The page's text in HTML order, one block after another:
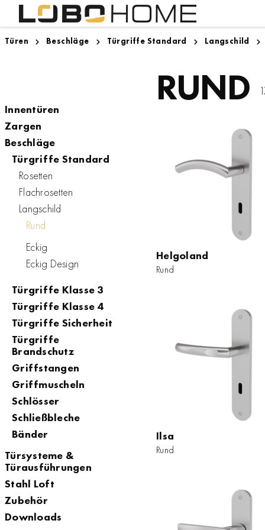
Innentüren Zargen
Designboden
Lighthouse Bremen
Türen Beschläge Türgriffe Standard Langschild
Innentüren
Zargen
Beschläge
Türgriffe Standard
Rosetten
Flachrosetten
Langschild
Rund
Eckig
Eckig Design
Türgriffe Klasse 3
Türgriffe Klasse 4
Türgriffe Sicherheit
Türgriffe
Brandschutz
Griffstangen
Griffmuscheln
Schlösser
Schließbleche
Bänder
Türsysteme &
Türausführungen
Stahl Loft
Zubehör
Downloads
RUND
Helgoland
Rund
Helgoland
Rund
Ilsa
Rund
Ilsa
Rund